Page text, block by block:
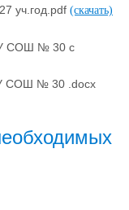
уч.год.pdf (скачать)
СОШ № 30 с
СОШ № 30 .docx